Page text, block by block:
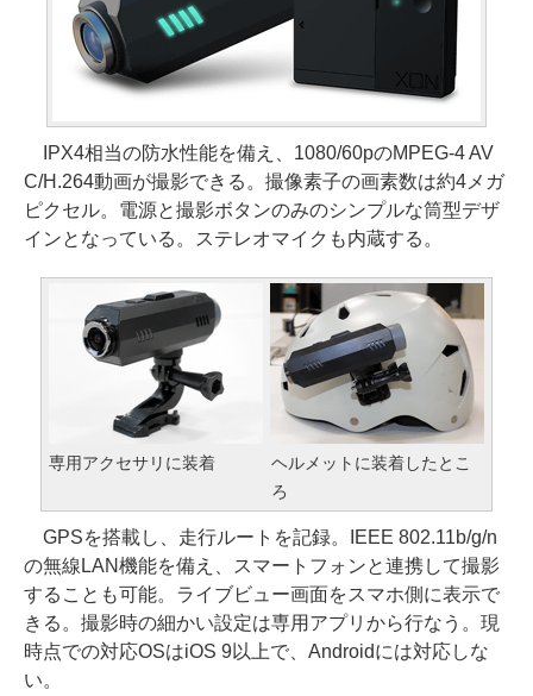
IPX4相当の防水性能を備え、1080/60pのMPEG-4 AV
C/H.264動画が撮影できる。撮像素子の画素数は約4メガ
ピクセル。電源と撮影ボタンのみのシンプルな筒型デザ
インとなっている。ステレオマイクも内蔵する。
専用アクセサリに装着
ヘルメットに装着したとこ
ろ
GPSを搭載し、走行ルートを記録。IEEE 802.11b/g/n
の無線LAN機能を備え、スマートフォンと連携して撮影
することも可能。ライブビュー画面をスマホ側に表示で
きる。撮影時の細かい設定は専用アプリから行なう。現
時点での対応OSはiOS 9以上で、Androidには対応しな
い。